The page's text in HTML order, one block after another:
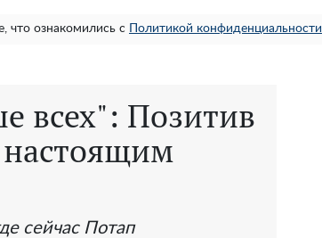
что ознакомились с Политикой конфиденциальности
всех": Позитив
сейчас Потап